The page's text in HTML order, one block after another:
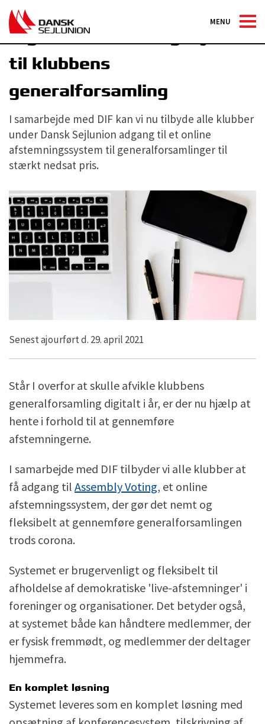
MENU
Digitalt afstemningssystem
til klubbens
generalforsamling
I samarbejde med DIF kan vi nu tilbyde alle klubber
under Dansk Sejlunion adgang til et online
afstemningssystem til generalforsamlinger til
stærkt nedsat pris.
Senest ajourført d. 29. april 2021
Står I overfor at skulle afvikle klubbens
generalforsamling digitalt i år, er der nu hjælp at
hente i forhold til at gennemføre
afstemningerne.
I samarbejde med DIF tilbyder vi alle klubber at
få adgang til Assembly Voting, et online
afstemningssystem, der gør det nemt og
fleksibelt at gennemføre generalforsamlingen
trods corona.
Systemet er brugervenligt og fleksibelt til
afholdelse af demokratiske 'live-afstemninger' i
foreninger og organisationer. Det betyder også,
at systemet både kan håndtere medlemmer, der
er fysisk fremmødt, og medlemmer der deltager
hjemmefra.
En komplet løsning
Systemet leveres som en komplet løsning med